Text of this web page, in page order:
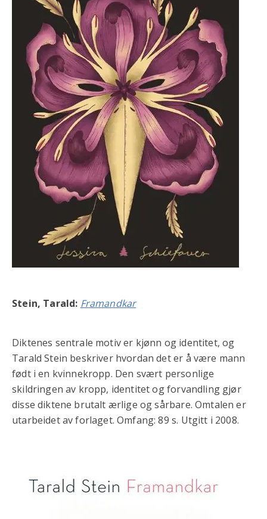
Stein, Tarald: Framandkar
Diktenes sentrale motiv er kjønn og identitet, og
Tarald Stein beskriver hvordan det er å være mann
født i en kvinnekropp. Den svært personlige
skildringen av kropp, identitet og forvandling gjør
disse diktene brutalt ærlige og sårbare. Omtalen er
utarbeidet av forlaget. Omfang: 89 s. Utgitt i 2008.